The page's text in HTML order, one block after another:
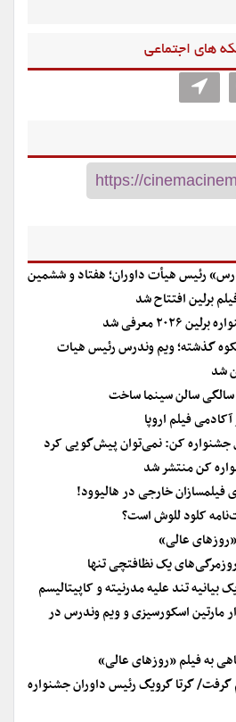
های اجتماعی
رئیس هیأت داوران؛ هفتاد و ششمین
برلین افتتاح شد
۲۰۲۶ معرفی شد
گذشته؛ ویم وندرس رئیس هیات
شد
فیلم اروپا
جشنواره کن: نمی‌توان پیش‌گویی کرد
کن منتشر شد
فیلمسازان خارجی در هالیوود!
کلود للوش است؟
عالی»
یک نظافتچی تنها
بیانیه تند علیه مدرنیته و کاپیتالیسم
مارتین اسکورسیزی و ویم وندرس در
به فیلم «روزهای عالی»
گرتا گرویگ رئیس داوران جشنواره